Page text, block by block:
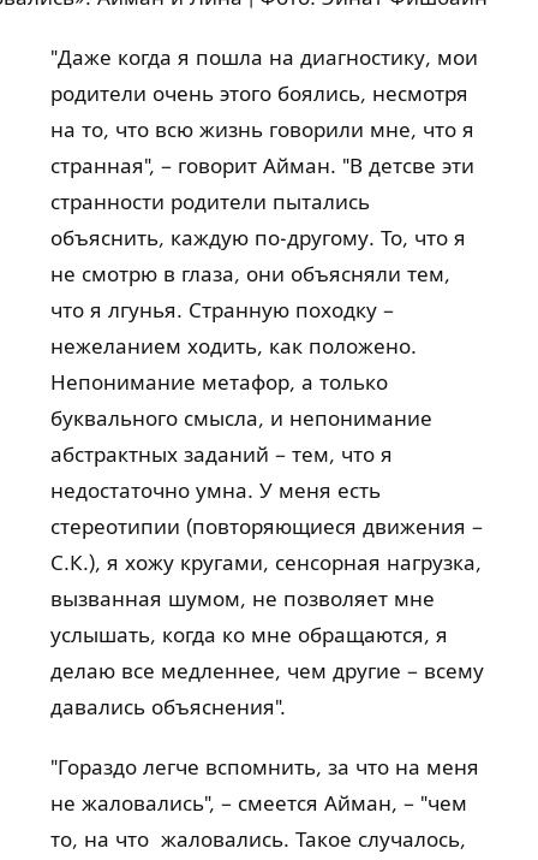
"Даже когда я пошла на диагностику, мои
родители очень этого боялись, несмотря
на то, что всю жизнь говорили мне, что я
странная", – говорит Айман. "В детсве эти
странности родители пытались
объяснить, каждую по-другому. То, что я
не смотрю в глаза, они объясняли тем,
что я лгунья. Странную походку –
нежеланием ходить, как положено.
Непонимание метафор, а только
буквального смысла, и непонимание
абстрактных заданий – тем, что я
недостаточно умна. У меня есть
стереотипии (повторяющиеся движения –
С.К.), я хожу кругами, сенсорная нагрузка,
вызванная шумом, не позволяет мне
услышать, когда ко мне обращаются, я
делаю все медленнее, чем другие – всему
давались объяснения".
"Гораздо легче вспомнить, за что на меня
не жаловались", – смеется Айман, – "чем
то, на что жаловались. Такое случалось,